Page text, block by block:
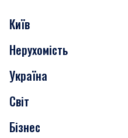
Київ
Події
Скандали
Нерухомість
Транспорт
Нерухомість
Україна
Світ
Бізнес